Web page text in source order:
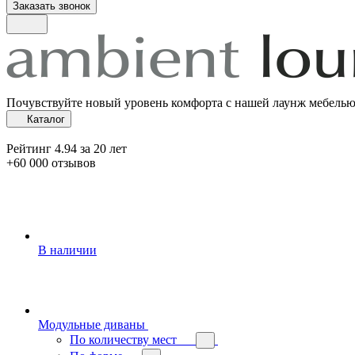
Заказать звонок
Почувствуйте новый уровень комфорта с нашей лаунж мебелью
Каталог
Рейтинг 4.94 за 20 лет
+60 000 отзывов
В наличии
Модульные диваны
По количеству мест